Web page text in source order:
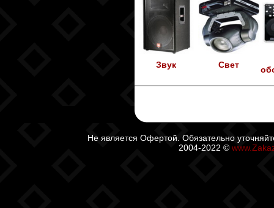
Звук Свет
Не является Офертой. Обязательно
2004-2022 ©